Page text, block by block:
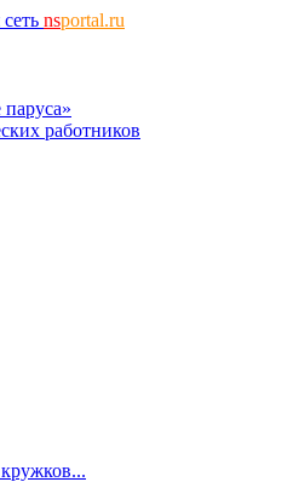
nsportal.ru
работников